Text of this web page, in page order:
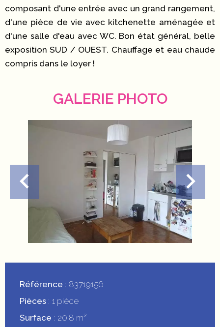
composant d'une entrée avec un grand rangement,
d'une pièce de vie avec kitchenette aménagée et
d'une salle d'eau avec WC. Bon état général, belle
exposition SUD / OUEST. Chauffage et eau chaude
compris dans le loyer !
GALERIE PHOTO
Référence
83719156
Pièces 1 pièce
Surface
20.8 m²